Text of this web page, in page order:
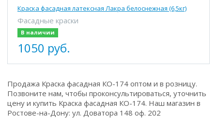
Краска фасадная латексная Лакра белоснежная (6,5кг)
Фасадные краски
В наличии
1050 руб.
Продажа Краска фасадная КО-174 оптом и в розницу.
Позвоните нам, чтобы проконсультироваться, уточнить
цену и купить Краска фасадная КО-174. Наш магазин в
Ростове-на-Дону: ул. Доватора 148 оф. 202